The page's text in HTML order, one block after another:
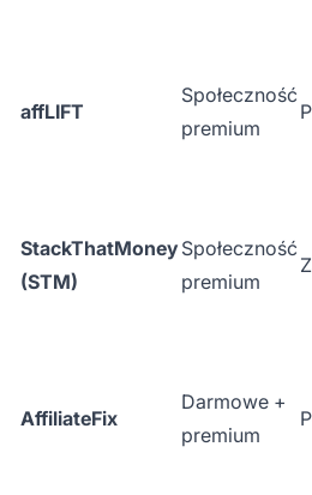
affLIFT
Społeczność
premium
StackThatMoney
(STM)
Społeczność
premium
AffiliateFix
Darmowe +
premium